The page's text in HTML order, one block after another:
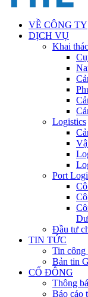
VỀ CÔNG TY
DỊCH VỤ
Khai
Logistics
Port
Đầu tư
TIN TỨC
Tin công
Bản tin
CỔ ĐÔNG
Thông
Báo cáo